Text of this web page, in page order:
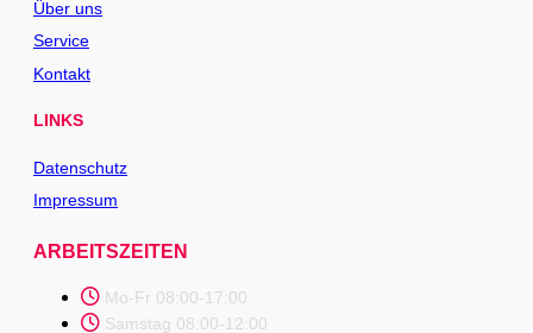
Über uns
Service
Kontakt
LINKS
Datenschutz
Impressum
ARBEITSZEITEN
Mo-Fr 08:00-17:00
Samstag 08:00-12:00